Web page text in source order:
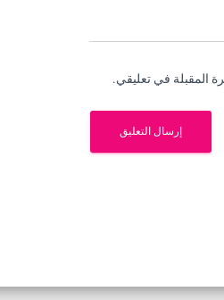
المقبلة في تعليقي.